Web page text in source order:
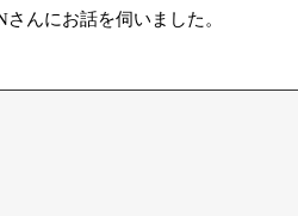
んにお話を伺いました。